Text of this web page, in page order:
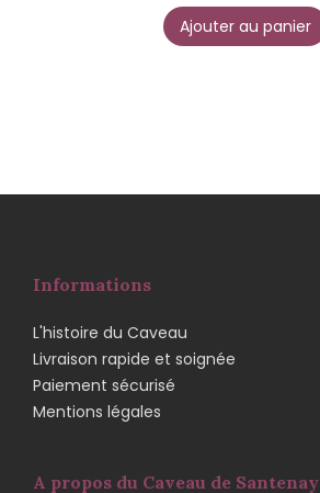
Ajouter au panier
Informations
L'histoire du Caveau
Livraison rapide et soignée
Paiement sécurisé
Mentions légales
A propos du Caveau de Santenay